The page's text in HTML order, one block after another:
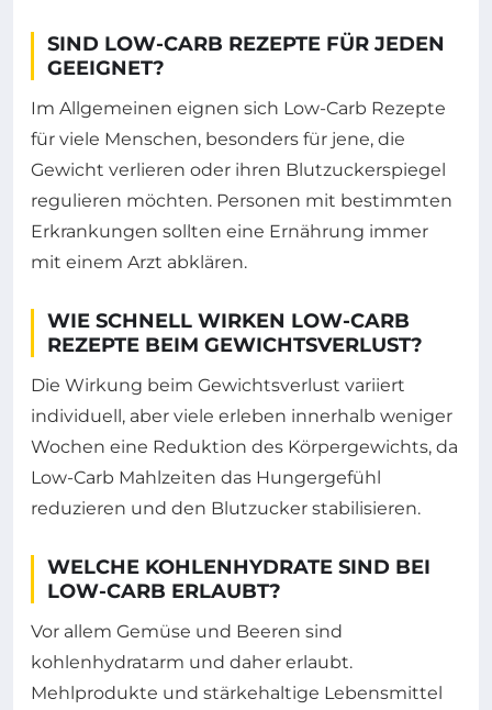
SIND LOW-CARB REZEPTE FÜR JEDEN
GEEIGNET?
Im Allgemeinen eignen sich Low-Carb Rezepte
für viele Menschen, besonders für jene, die
Gewicht verlieren oder ihren Blutzuckerspiegel
regulieren möchten. Personen mit bestimmten
Erkrankungen sollten eine Ernährung immer
mit einem Arzt abklären.
WIE SCHNELL WIRKEN LOW-CARB
REZEPTE BEIM GEWICHTSVERLUST?
Die Wirkung beim Gewichtsverlust variiert
individuell, aber viele erleben innerhalb weniger
Wochen eine Reduktion des Körpergewichts, da
Low-Carb Mahlzeiten das Hungergefühl
reduzieren und den Blutzucker stabilisieren.
WELCHE KOHLENHYDRATE SIND BEI
LOW-CARB ERLAUBT?
Vor allem Gemüse und Beeren sind
kohlenhydratarm und daher erlaubt.
Mehlprodukte und stärkehaltige Lebensmittel